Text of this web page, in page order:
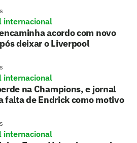
internacional
acordo com novo
deixar o Liverpool
internacional
na Champions, e jornal
falta de Endrick como motivo
internacional